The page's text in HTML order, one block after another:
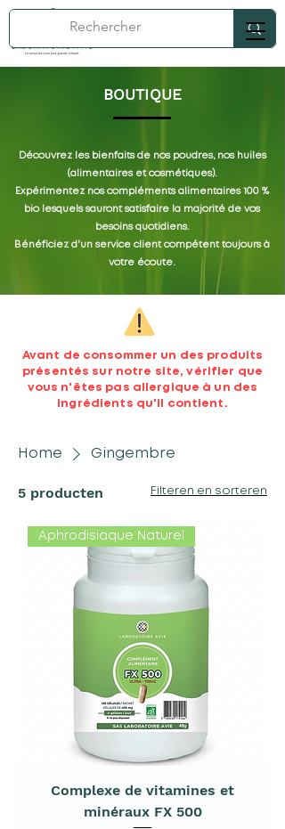
BOUTIQUE
Découvrez les bienfaits de nos poudres, nos huiles
(alimentaires et cosmétiques).
Expérimentez nos compléments alimentaires 100 %
bio lesquels sauront satisfaire la majorité de vos
besoins quotidiens.
Bénéficiez d'un service client compétent toujours à
votre écoute.
Avant de consommer un des produits
présentés sur notre site, vérifier que
vous n'êtes pas allergique à un des
ingrédients qu'il contient.
Home Gingembre
5 producten Filteren en sorteren
Aphrodisiaque Naturel
Complexe de vitamines et
minéraux FX 500